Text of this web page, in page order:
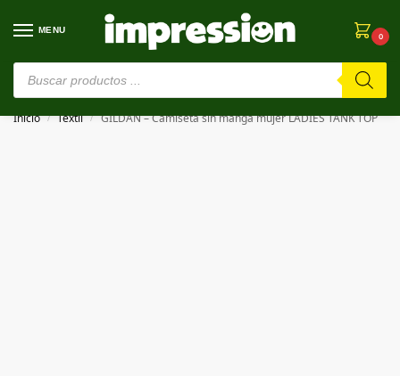
MENU
0
⚠️ Estamos en pruebas. Si algo falla, ¡Perdón!⚠️
Inicio / Textil / GILDAN – Camiseta sin manga mujer LADIES TANK TOP